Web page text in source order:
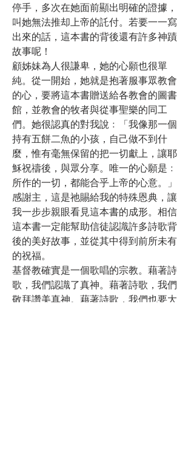
停手，多次在她面前顯出明確的證據，
叫她無法推却上帝的託付。若要一一寫
出來的話，這本書的背後還有許多神蹟
故事呢！
顧姊妹為人很謙卑，她的心願也很單
純。從一開始，她就是抱著服事眾教會
的心，要將這本書贈送給各教會的圖書
館，並教會的牧者與從事聖樂的同工
們。她很認真的對我說﹕「我像那一個
持有五餅二魚的小孩，自己做不到什
麼，惟有毫無保留的把一切獻上，讓耶
穌祝禱後，與眾分享。唯一的心願是﹕
所作的一切，都能合乎上帝的心意。」
感謝主，這是祂賜給我的特殊恩典，讓
我一步步親眼看見這本書的成形。相信
這本書一定能幫助信徒認識許多詩歌背
後的美好故事，並從其中得到前所未有
的祝福。
基督教確實是一個歌唱的宗教。藉著詩
歌，我們認識了真神。藉著詩歌，我們
敬拜讚美真神。藉著詩歌，我們也要大